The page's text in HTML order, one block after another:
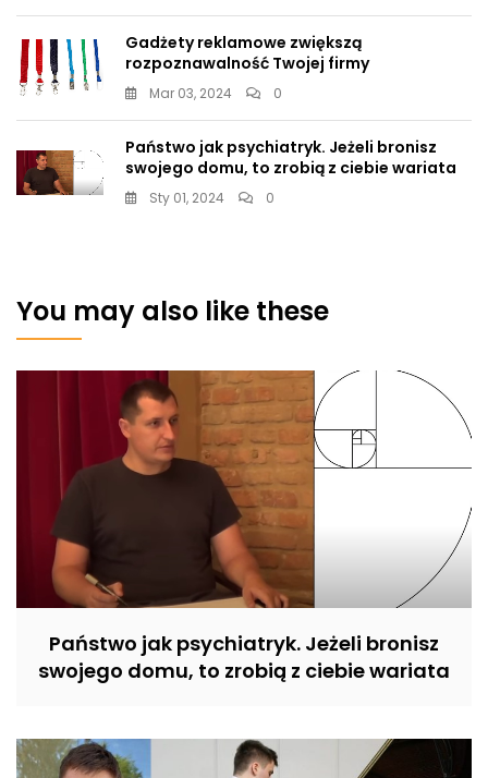
Gadżety reklamowe zwiększą
rozpoznawalność Twojej firmy
Mar 03, 2024 0
Państwo jak psychiatryk. Jeżeli bronisz
swojego domu, to zrobią z ciebie wariata
Sty 01, 2024 0
You may also like these
Państwo jak psychiatryk. Jeżeli bronisz
swojego domu, to zrobią z ciebie wariata